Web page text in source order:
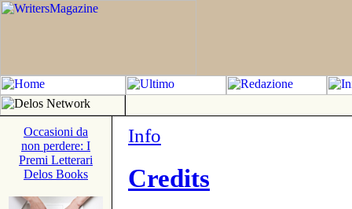
Occasioni da
non perdere: I
Premi Letterari
Delos Books
Info
Credits